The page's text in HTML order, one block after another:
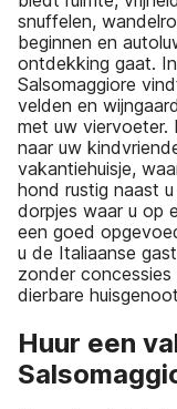
snuffelen,
beginnen en
ontdekking gaat.
Salsomaggiore
velden en
met uw viervoeter.
naar uw
vakantiehuisje,
hond rustig naast
dorpjes waar u op
een goed
u de Italiaanse
zonder
dierbare
Huur een